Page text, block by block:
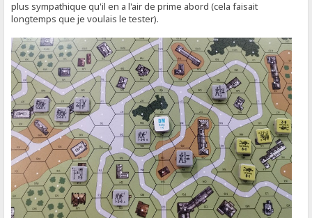
plus sympathique qu'il en a l'air de prime abord (cela faisait
longtemps que je voulais le tester).